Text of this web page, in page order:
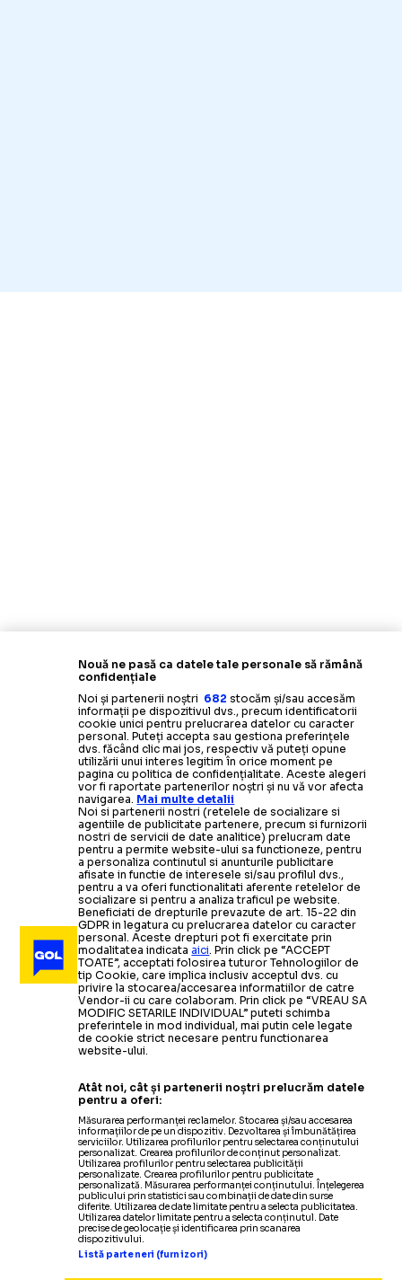
Nouă ne pasă ca datele tale personale să rămână
confidențiale
Noi și partenerii noștri 682 stocăm și/sau accesăm
informații pe dispozitivul dvs., precum identificatorii
cookie unici pentru prelucrarea datelor cu caracter
personal. Puteți accepta sau gestiona preferințele
dvs. făcând clic mai jos, respectiv vă puteți opune
utilizării unui interes legitim în orice moment pe
pagina cu politica de confidențialitate. Aceste alegeri
vor fi raportate partenerilor noștri și nu vă vor afecta
navigarea. Mai multe detalii
Noi si partenerii nostri (retelele de socializare si
agentiile de publicitate partenere, precum si furnizorii
nostri de servicii de date analitice) prelucram date
pentru a permite website-ului sa functioneze, pentru
a personaliza continutul si anunturile publicitare
afisate in functie de interesele si/sau profilul dvs.,
pentru a va oferi functionalitati aferente retelelor de
socializare si pentru a analiza traficul pe website.
Beneficiati de drepturile prevazute de art. 15-22 din
GDPR in legatura cu prelucrarea datelor cu caracter
personal. Aceste drepturi pot fi exercitate prin
modalitatea indicataaici. Prin click pe “ACCEPT
TOATE”, acceptati folosirea tuturor Tehnologiilor de
tip Cookie, care implica inclusiv acceptul dvs. cu
privire la stocarea/accesarea informatiilor de catre
Vendor-ii cu care colaboram. Prin click pe “VREAU SA
MODIFIC SETARILE INDIVIDUAL” puteti schimba
preferintele in mod individual, mai putin cele legate
de cookie strict necesare pentru functionarea
website-ului.
Atât noi, cât și partenerii noștri prelucrăm datele
pentru a oferi:
Măsurarea performanței reclamelor. Stocarea și/sau accesarea
informațiilor de pe un dispozitiv. Dezvoltarea și îmbunătățirea
serviciilor. Utilizarea profilurilor pentru selectarea conținutului
personalizat. Crearea profilurilor de conținut personalizat.
Utilizarea profilurilor pentru selectarea publicității
personalizate. Crearea profilurilor pentru publicitate
personalizată. Măsurarea performanței conținutului. Înțelegerea
publicului prin statistici sau combinații de date din surse
diferite. Utilizarea de date limitate pentru a selecta publicitatea.
Utilizarea datelor limitate pentru a selecta conținutul. Date
precise de geolocație și identificarea prin scanarea
dispozitivului.
Listă parteneri (furnizori)